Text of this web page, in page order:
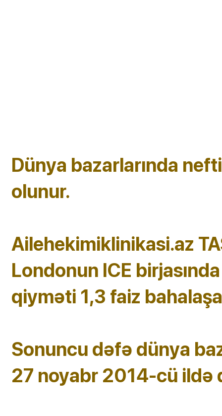
Dünya bazarlarında
olunur.
Ailehekimiklinikasi.az
Londonun ICE
qiyməti 1,3 faiz
Sonuncu dəfə dünya
27 noyabr 2014-cü ildə